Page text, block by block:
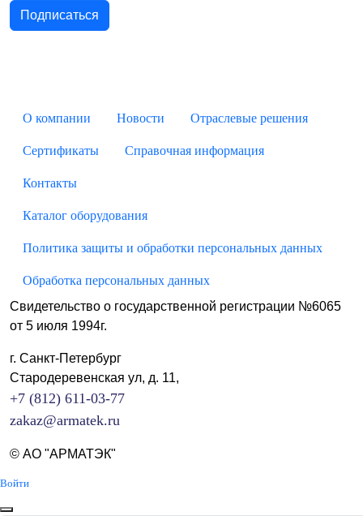
О компании Новости Отраслевые решения
Сертификаты Справочная информация
Контакты
Каталог оборудования
Политика защиты и обработки персональных данных
Обработка персональных данных
Свидетельство о государственной регистрации №6065
от 5 июля 1994г.
г. Санкт-Петербург
Стародеревенская ул, д. 11,
+7 (812) 611-03-77
zakaz@armatek.ru
© АО "АРМАТЭК"
Войти